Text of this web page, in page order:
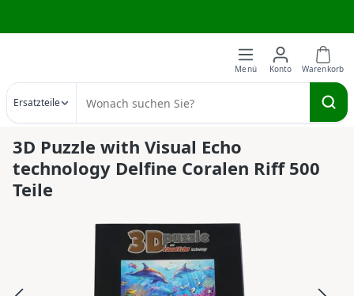
Ersatzteile
3D Puzzle with Visual Echo
technology Delfine Coralen Riff 500
Teile